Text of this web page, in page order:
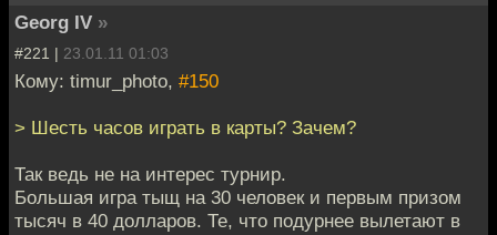
Georg IV »
#221 | 23.01.11 01:03
Кому: timur_photo, #150
> Шесть часов играть в карты? Зачем?
Так ведь не на интерес турнир.
Большая игра тыщ на 30 человек и первым призом
тысяч в 40 долларов. Те, что подурнее вылетают в